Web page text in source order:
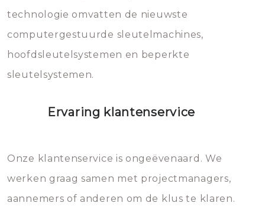
vermijden.
technologie omvatten de nieuwste
computergestuurde sleutelmachines,
hoofdsleutelsystemen en beperkte
sleutelsystemen.
Ervaring klantenservice
Onze klantenservice is ongeëvenaard. We
werken graag samen met projectmanagers,
aannemers of anderen om de klus te klaren.